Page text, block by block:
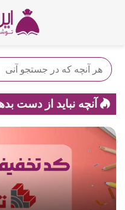
آنچه نباید از دست